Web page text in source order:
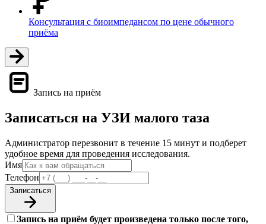
Консультация с биоимпедансом по цене обычного
приёма
Запись на приём
Записаться на УЗИ малого таза
Администратор перезвонит в течение 15 минут и подберет
удобное время для проведения исследования.
Имя
Телефон
Записаться
Запись на приём будет произведена только после того,